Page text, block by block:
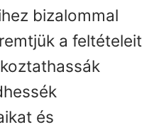
bizalommal
a feltételeit
és